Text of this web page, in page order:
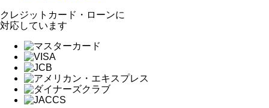
クレジットカード・ローンに
対応しています